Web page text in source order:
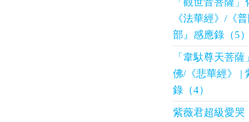
《法華經》/《
部』感應錄（5）
「韋馱尊天菩
佛/《悲華經》 |
錄（4）
紫薇君超級愛哭